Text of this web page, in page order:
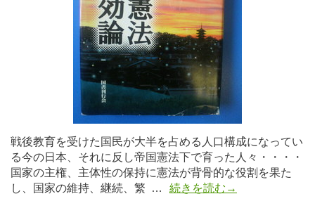
戦後教育を受けた国民が大半を占める人口構成になってい
る今の日本、それに反し帝国憲法下で育った人々・・・・
国家の主権、主体性の保持に憲法が背骨的な役割を果た
し、国家の維持、継続、繁 …
続きを読む→